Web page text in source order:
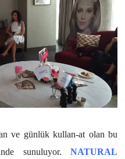
ve günlük kullan-at olan bu
sunuluyor.NATURAL